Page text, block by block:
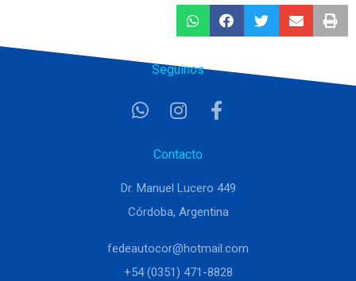
Seguinos
Contacto
Dr. Manuel Lucero 449
Córdoba, Argentina
fedeautocor@hotmail.com
+54 (0351) 471-8828